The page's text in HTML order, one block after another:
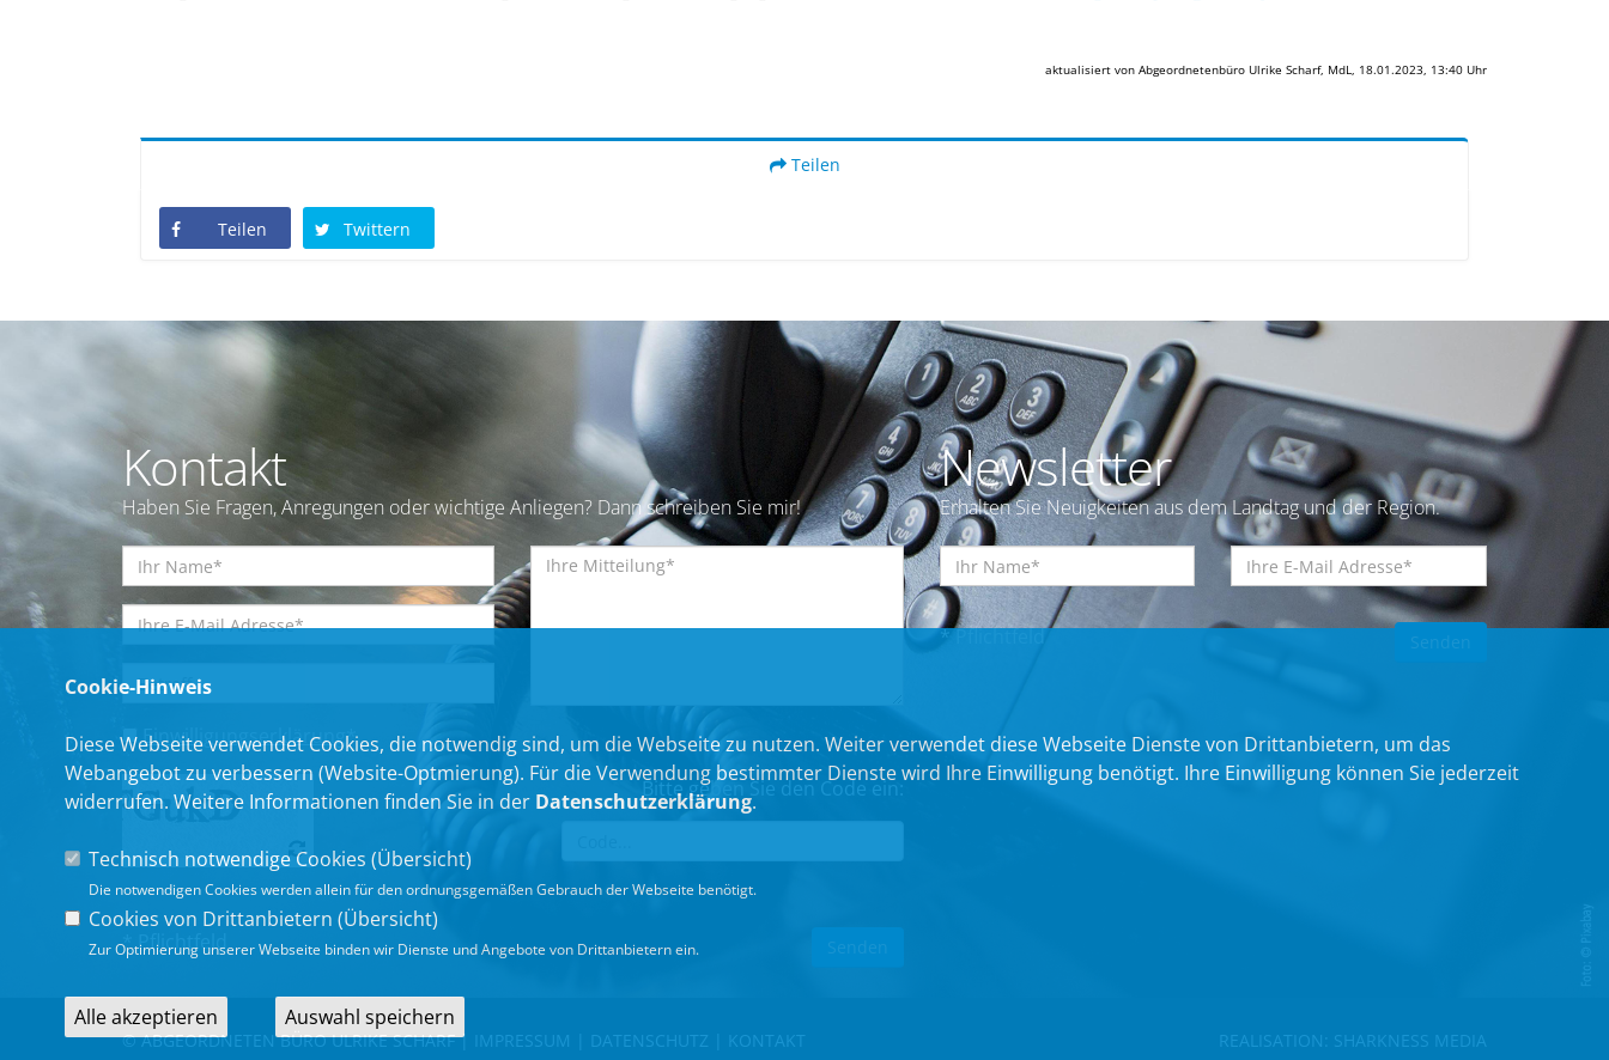
aktualisiert von Abgeordnetenbüro Ulrike Scharf, MdL, 18.01.2023, 13:40 Uhr
Teilen
Teilen Twittern
Kontakt
Haben Sie Fragen, Anregungen oder wichtige Anliegen? Dann schreiben Sie mir!
Einwilligungserklärung*
Bitte geben Sie den Code ein:
* Pflichtfeld
Newsletter
Erhalten Sie Neuigkeiten aus dem Landtag und der Region.
* Pflichtfeld
© ABGEORDNETEN BÜRO ULRIKE SCHARF | IMPRESSUM DATENSCHUTZ KONTAKT REALISATION: SHARKNESS MEDIA
Cookie-Hinweis
Diese Webseite verwendet Cookies, die notwendig sind, um die Webseite zu nutzen. Weiter verwendet diese Webseite Dienste von Drittanbietern, um das
Webangebot zu verbessern (Website-Optmierung). Für die Verwendung bestimmter Dienste wird Ihre Einwilligung benötigt. Ihre Einwilligung können Sie jederzeit
widerrufen. Weitere Informationen finden Sie in der Datenschutzerklärung.
Technisch notwendige Cookies (Übersicht)
Die notwendigen Cookies werden allein für den ordnungsgemäßen Gebrauch der Webseite benötigt.
Cookies von Drittanbietern (Übersicht)
Zur Optimierung unserer Webseite binden wir Dienste und Angebote von Drittanbietern ein.
Alle akzeptieren Auswahl speichern